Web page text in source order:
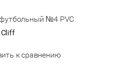
№4 PVC
Cliff
к сравнению